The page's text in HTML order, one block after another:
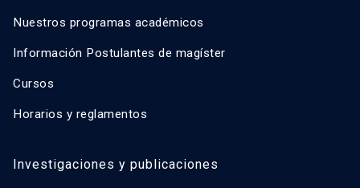
Nuestros programas académicos
Información Postulantes de magíster
Cursos
Horarios y reglamentos
Investigaciones y publicaciones